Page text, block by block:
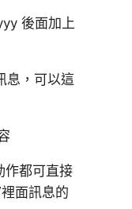
後面加上
息，可以這
都可直接
面訊息的